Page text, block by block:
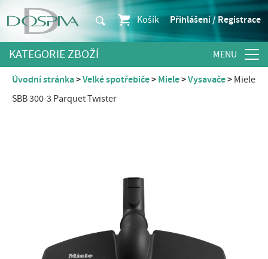
Košík Přihlášení / Registrace
KATEGORIE ZBOŽÍ
Úvodní stránka Velké spotřebiče Miele Vysavače
Miele
SBB 300-3 Parquet Twister